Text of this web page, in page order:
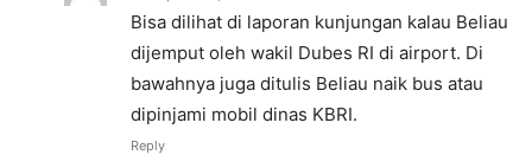
Bisa dilihat di laporan kunjungan kalau Beliau
dijemput oleh wakil Dubes RI di airport. Di
bawahnya juga ditulis Beliau naik bus atau
dipinjami mobil dinas KBRI.
Reply